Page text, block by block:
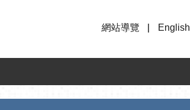
網站導覽
English